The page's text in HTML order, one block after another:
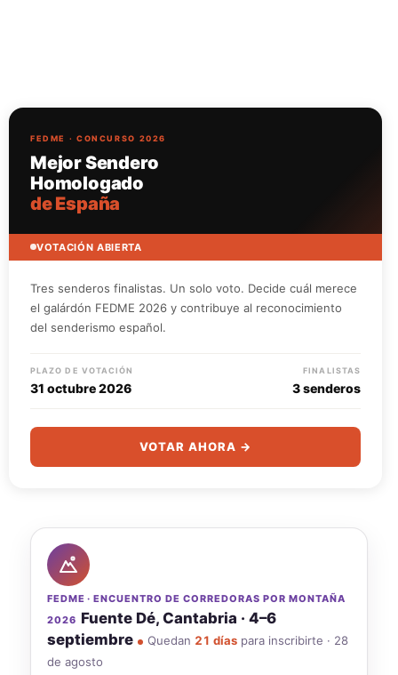
FEDME · CONCURSO 2026
Mejor Sendero
Homologado
de España
VOTACIÓN ABIERTA
Tres senderos finalistas. Un solo voto. Decide cuál merece
el galárdón FEDME 2026 y contribuye al reconocimiento
del senderismo español.
PLAZO DE VOTACIÓN
31 octubre 2026
FINALISTAS
3 senderos
VOTAR AHORA →
FEDME · ENCUENTRO DE CORREDORAS POR MONTAÑA
2026 Fuente Dé, Cantabria · 4–6
septiembre
Quedan 21 días para inscribirte · 28
de agosto